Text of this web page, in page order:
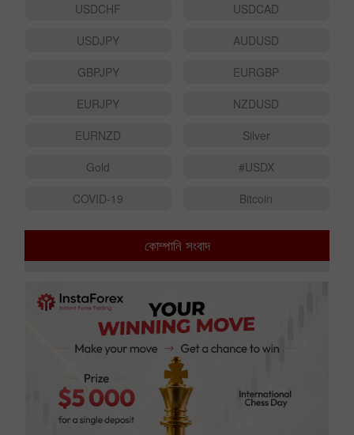
USDCHF
USDCAD
USDJPY
AUDUSD
GBPJPY
EURGBP
EURJPY
NZDUSD
EURNZD
Silver
Gold
#USDX
COVID-19
Bitcoin
কোম্পানি সংবাদ